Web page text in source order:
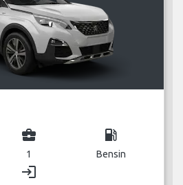
business_center
1
local_gas_station
Bensin
login